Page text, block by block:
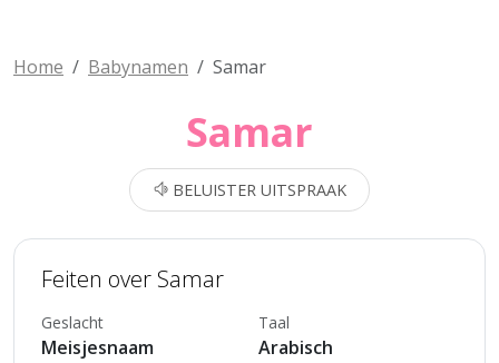
Home Babynamen Samar
Samar
BELUISTER UITSPRAAK
Feiten over Samar
Geslacht
Meisjesnaam
Taal
Arabisch